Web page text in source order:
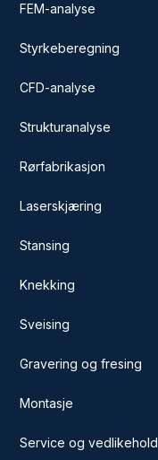
FEM-analyse
Styrkeberegning
CFD-analyse
Strukturanalyse
Rørfabrikasjon
Laserskjæring
Stansing
Knekking
Sveising
Gravering og fresing
Montasje
Service og vedlikehold